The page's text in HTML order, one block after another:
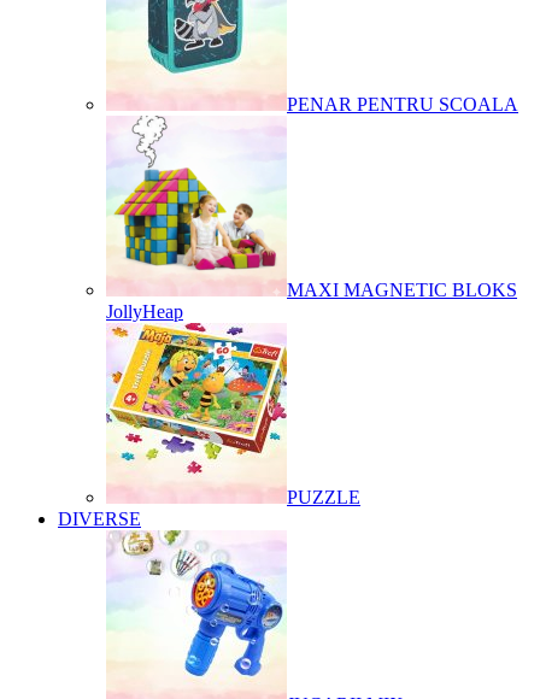
PENAR PENTRU SCOALA
MAXI MAGNETIC BLOKS
JollyHeap
PUZZLE
DIVERSE